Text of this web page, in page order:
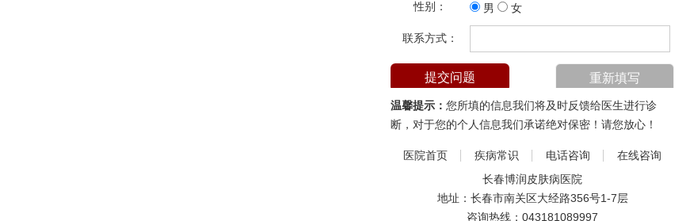
性别： 男 女
联系方式：
温馨提示： 您所填的信息我们将及时反馈给医生进行诊
断，对于您的个人信息我们承诺绝对保密！请您放心！
医院首页 疾病常识 电话咨询
在线咨询
长春博润皮肤病医院
地址：长春市南关区大经路356号1-7层
咨询热线： 043181089997